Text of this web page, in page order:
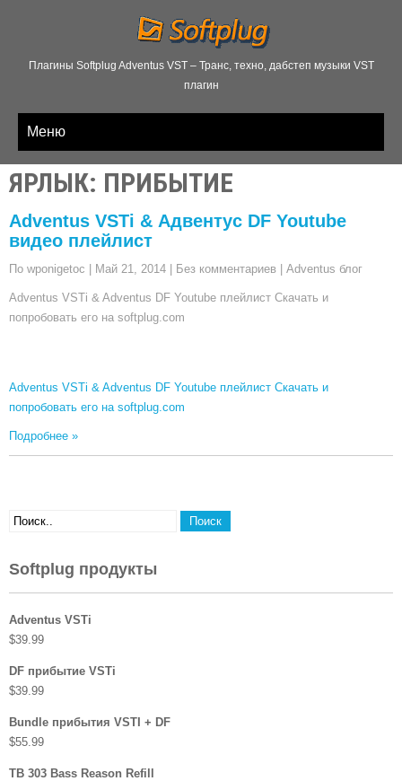
Плагины Softplug Adventus VST – Транс, техно, дабстеп музыки VST
плагин
Меню
ЯРЛЫК: ПРИБЫТИЕ
Adventus VSTi & Адвентус DF Youtube
видео плейлист
По wponigetoc Май 21, 2014 Без комментариев Adventus блог
Adventus VSTi & Adventus DF Youtube плейлист Скачать и
попробовать его на softplug.com
Adventus VSTi & Adventus DF Youtube плейлист Скачать и
попробовать его на softplug.com
Подробнее »
Softplug продукты
Adventus VSTi
$39.99
DF прибытие VSTi
$39.99
Bundle прибытия VSTI + DF
$55.99
TB 303 Bass Reason Refill